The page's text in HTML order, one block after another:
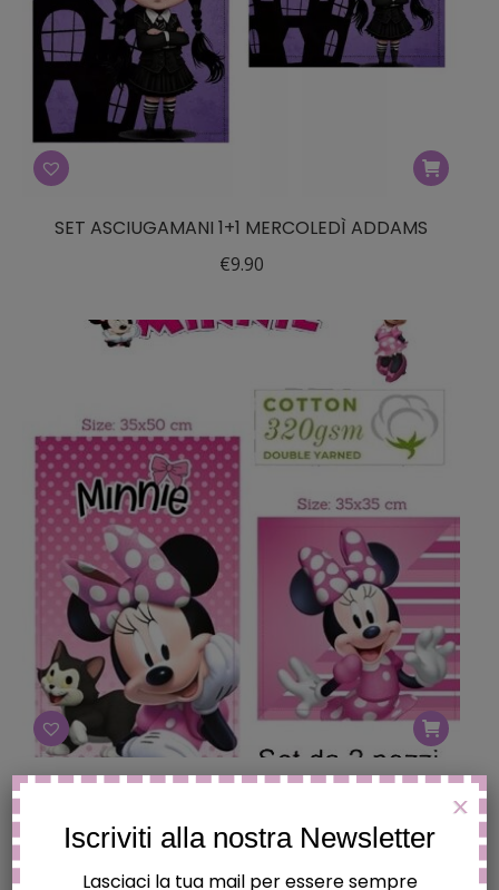
SET ASCIUGAMANI 1+1 MERCOLEDÌ ADDAMS
€9.90
SET ASCIUGAMANI DISNEY “MINNIE”
9.90
Iscriviti alla nostra Newsletter
Lasciaci la tua mail per essere sempre
X